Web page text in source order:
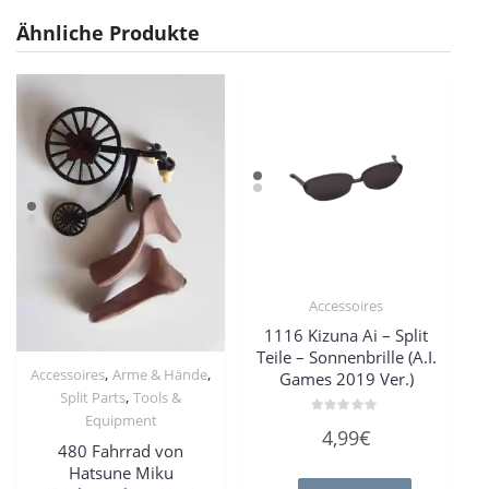
Ähnliche Produkte
Accessoires,Arme & Hände,
Split Parts,Tools &
Equipment
480 Fahrrad von
Hatsune Miku
Accessoires
1116 Kizuna Ai – Split
Teile – Sonnenbrille (A.I.
Games 2019 Ver.)
mit
5
4,99€